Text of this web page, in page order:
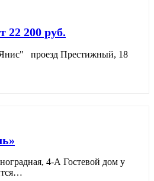
200 руб.
проезд Престижный, 18
4-А Гостевой дом у
…